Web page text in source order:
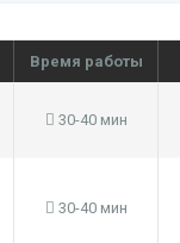
Время работы
30-40 мин
30-40 мин